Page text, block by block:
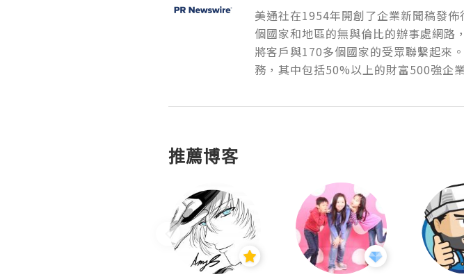
美通社在1954年開創了企業新聞稿發
個國家和地區的無與倫比的辦事處網路
將客戶與170多個國家的受眾聯繫起來
務，其中包括50%以上的財富500強企
推薦博客